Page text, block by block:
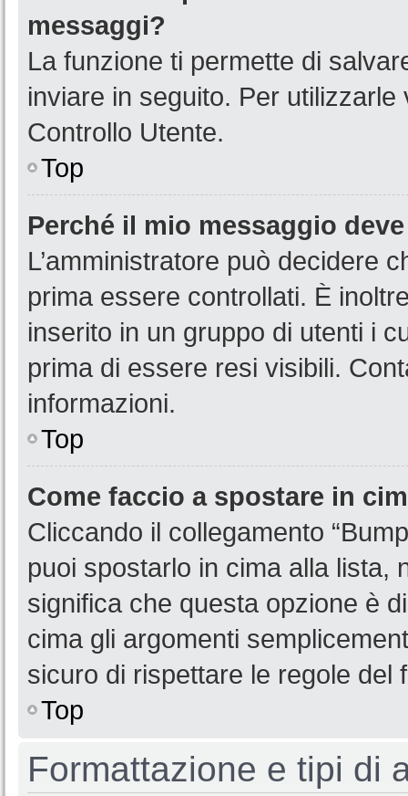
messaggi?
La funzione ti permette di
inviare in seguito. Per utilizzarle
Controllo Utente.
Top
Perché il mio messaggio
L’amministratore può decidere
prima essere controllati. È
inserito in un gruppo di utenti i
prima di essere resi visibili.
informazioni.
Top
Come faccio a spostare in
Cliccando il collegamento
puoi spostarlo in cima alla lista,
significa che questa opzione è
cima gli argomenti
sicuro di rispettare le regole del
Top
Formattazione e tipi di